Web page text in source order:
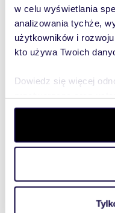
w celu wyświetlania
analizowania tychże,
użytkowników i
kto używa Twoich
Dowiedz się więcej
szczegółów. W
wycofać swoją zgodę
aby oferować funkcje
witrynie. Informacje o
analitycznym.